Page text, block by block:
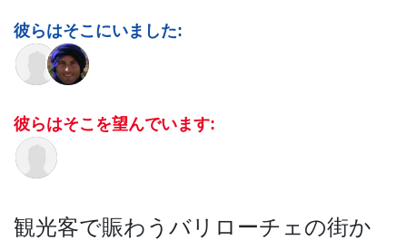
彼らはそこにいました:
彼らはそこを望んでいます:
観光客で賑わうバリローチェ­の街か